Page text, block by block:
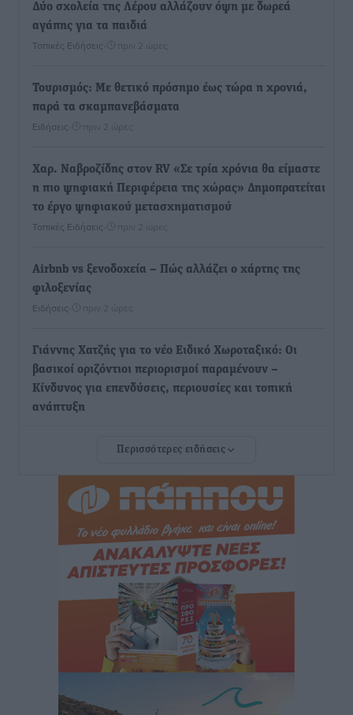
Δύο σχολεία της Λέρου αλλάζουν όψη με δωρεά
αγάπης για τα παιδιά
Τοπικές Ειδήσεις πριν 2 ώρες
Τουρισμός: Με θετικό πρόσημο έως τώρα η χρονιά,
παρά τα σκαμπανεβάσματα
Ειδήσεις πριν 2 ώρες
Χαρ. Ναβροζίδης στον RV «Σε τρία χρόνια θα είμαστε
η πιο ψηφιακή Περιφέρεια της χώρας» Δημοπρατείται
το έργο ψηφιακού μετασχηματισμού
Τοπικές Ειδήσεις πριν 2 ώρες
Airbnb vs ξενοδοχεία – Πώς αλλάζει ο χάρτης της
φιλοξενίας
Ειδήσεις πριν 2 ώρες
Γιάννης Χατζής για το νέο Ειδικό Χωροταξικό: Οι
βασικοί οριζόντιοι περιορισμοί παραμένουν –
Κίνδυνος για επενδύσεις, περιουσίες και τοπική
ανάπτυξη
δεν υπάρχουν περιθώρια εφησυχασμού
Ειδήσεις• πριν 2 ώρες
Στον Άγιο Νικόλαο Χάλκης ανοίγει ξανά το
ανανεωμένο εκκλησιαστικό μουσείο από τη Λέσχη
πριν 2 ώρες
Ρόδος: «Βουλιάζει» από τουρίστες – Πάνω από 1 εκατ.
επιβάτες και 55 κρουαζιερόπλοια
Περισσότερες ειδήσεις